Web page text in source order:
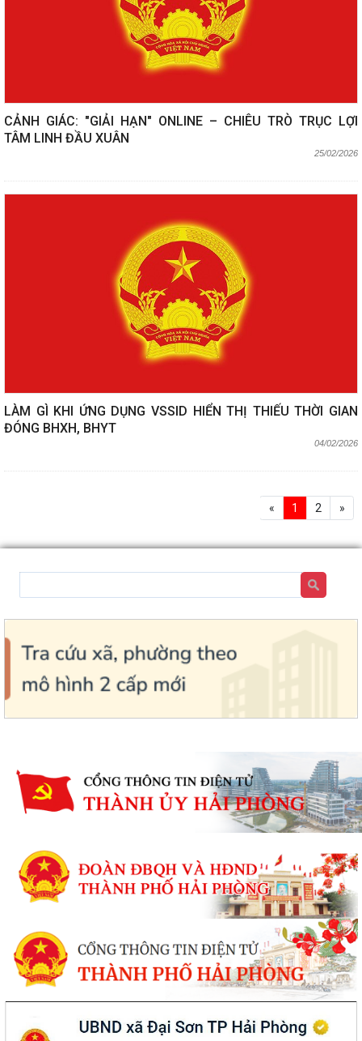
CẢNH GIÁC: "GIẢI HẠN" ONLINE – CHIÊU TRÒ TRỤC LỢI
TÂM LINH ĐẦU XUÂN
25/02/2026
LÀM GÌ KHI ỨNG DỤNG VSSID HIỂN THỊ THIẾU THỜI GIAN
ĐÓNG BHXH, BHYT
04/02/2026
« 1 2 »